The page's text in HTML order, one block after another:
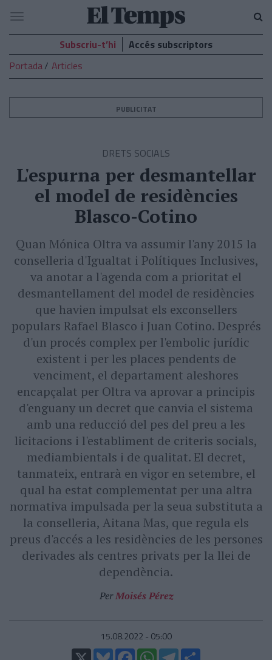
El
Temps
Navegació
Subscriu-t’hi
Accés subscriptors
Portada
Articles
PUBLICITAT
DRETS SOCIALS
L'espurna per desmantellar
el model de residències
Blasco-Cotino
Quan Mónica Oltra va assumir l'any 2015 la
conselleria d'Igualtat i Polítiques Inclusives,
va anotar a l'agenda com a prioritat el
desmantellament del model de residències
que havien impulsat els exconsellers
populars Rafael Blasco i Juan Cotino. Després
d'un procés complex per l'embolic jurídic
existent i per les places pendents de
venciment, el departament aleshores
encapçalat per Oltra va aprovar a principis
d'enguany un decret que canvia el sistema
amb una reducció del pes del preu a les
licitacions i l'establiment de criteris socials,
mediambientals i de qualitat. El decret,
tanmateix, entrarà en vigor en setembre, el
qual ha estat complementat per una altra
normativa impulsada per la seua substituta a
la conselleria, Aitana Mas, que regula els
preus d'accés a les residències de les persones
derivades als centres privats per la llei de
dependència.
PerMoisés Pérez
15.08.2022 - 05:00
X
BlueskyFacebookWhatsAppTelegram